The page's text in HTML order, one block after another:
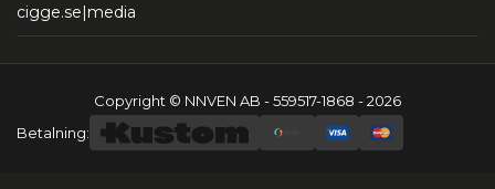
cigge.se|media
Copyright © NNVEN AB - 559517-1868 - 2026
Betalning: